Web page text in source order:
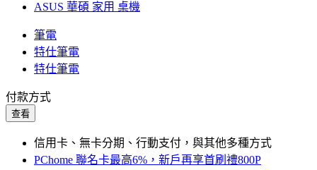
ASUS 華碩 家用 桌機
筆電
特仕筆電
特仕筆電
付款方式
查看
信用卡、無卡分期、行動支付，與其他多種方式
PChome 聯名卡最高6%，新戶再享首刷禮800P